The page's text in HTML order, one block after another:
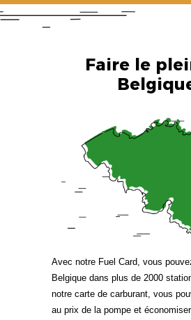
Faire le
Avec notre Fuel Card, vous
Belgique dans plus de 2000
notre carte de carburant, vous
au prix de la pompe et